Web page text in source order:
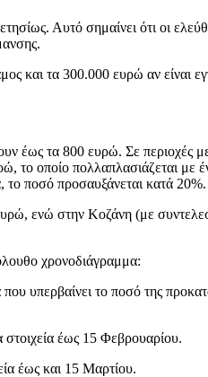
Αυτό σημαίνει ότι οι
και τα 300.000 ευρώ αν είναι
έως τα 800 ευρώ. Σε περιοχές
το οποίο πολλαπλασιάζεται με
το ποσό προσαυξάνεται κατά 20%.
ενώ στην Κοζάνη (με
χρονοδιάγραμμα:
υπερβαίνει το ποσό της
έως 15 Φεβρουαρίου.
έως και 15 Μαρτίου.